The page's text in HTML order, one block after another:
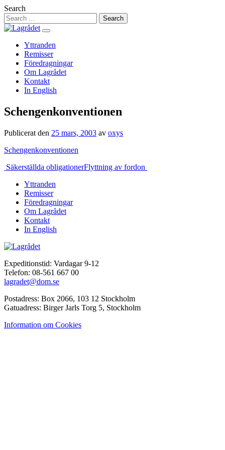
Hoppa
till
innehåll
Search
Yttranden
Remisser
Föredragningar
Om Lagrådet
Kontakt
In English
Schengenkonventionen
Publicerat den 25 mars, 2003 av oxys
Schengenkonventionen
Inläggsnavigering
Säkerställda obligationerFlyttning av fordon
Yttranden
Remisser
Föredragningar
Om Lagrådet
Kontakt
In English
Expeditionstid: Vardagar 9-12
Telefon: 08-561 667 00
lagradet@dom.se
Postadress: Box 2066, 103 12 Stockholm
Gatuadress: Birger Jarls Torg 5, Stockholm
Information om Cookies